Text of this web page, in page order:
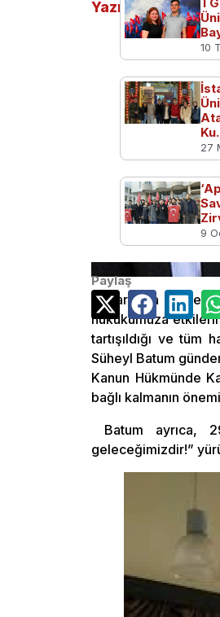
Marmara
hukukumuza
tartışıldığı ve tüm
Süheyl Batum
Kanun Hükmünde
bağlı kalmanın
Batum ayrıca,
geleceğimizdir!”
Yazılar
10
27
9
Paylaş